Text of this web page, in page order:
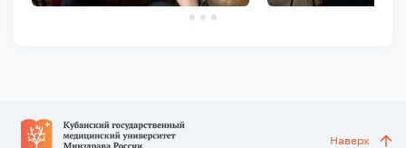
Наверх